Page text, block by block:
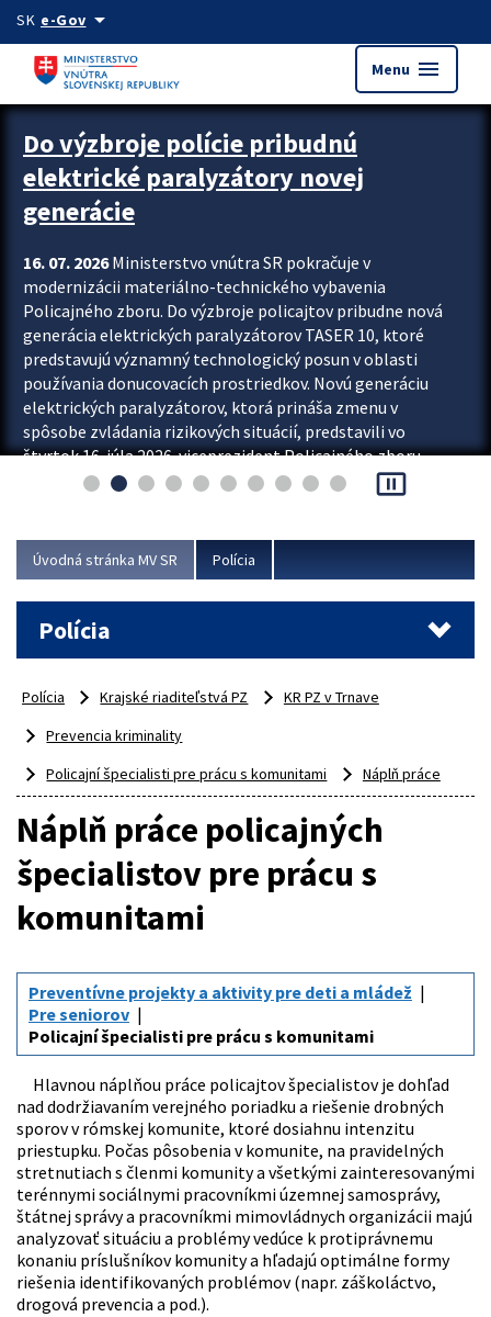
Preskocit na hlavný obsah
SK e-Govarrow_drop_down
Menu menu
Zastavit automatický posun upútavok
Do výzbroje polície pribudnú
elektrické paralyzátory novej
generácie
16. 07. 2026Ministerstvo vnútra SR pokračuje v
modernizácii materiálno-technického vybavenia
Policajného zboru. Do výzbroje policajtov pribudne nová
generácia elektrických paralyzátorov TASER 10, ktoré
predstavujú významný technologický posun v oblasti
používania donucovacích prostriedkov. Novú generáciu
elektrických paralyzátorov, ktorá prináša zmenu v
spôsobe zvládania rizikových situácií, predstavili vo
štvrtok 16. júla 2026 viceprezident Policajného zboru
Rastislav Polakovič a riaditeľ odboru výcviku...
pause_presentation
Úvodná stránka MV SR Polícia
Polícia
Polícia Krajské riaditeľstvá PZ
KR PZ v Trnave
Prevencia kriminality
Policajní špecialisti pre prácu s komunitami
Náplň práce
Náplň práce policajných
špecialistov pre prácu s
komunitami
Preventívne projekty a aktivity pre deti a mládež
Pre seniorov
Policajní špecialisti pre prácu s komunitami
Hlavnou náplňou práce policajtov špecialistov je dohľad
nad dodržiavaním verejného poriadku a riešenie drobných
sporov v rómskej komunite, ktoré dosiahnu intenzitu
priestupku. Počas pôsobenia v komunite, na pravidelných
stretnutiach s členmi komunity a všetkými zainteresovanými
terénnymi sociálnymi pracovníkmi územnej samosprávy,
štátnej správy a pracovníkmi mimovládnych organizácii majú
analyzovať situáciu a problémy vedúce k protiprávnemu
konaniu príslušníkov komunity a hľadajú optimálne formy
riešenia identifikovaných problémov (napr. záškoláctvo,
drogová prevencia a pod.).